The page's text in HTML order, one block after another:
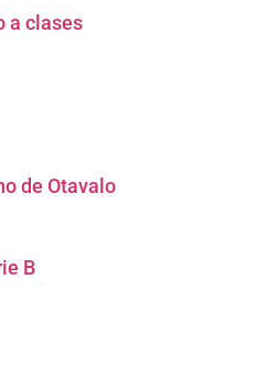
a clases
de Otavalo
B